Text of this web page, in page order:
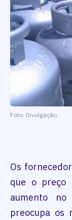
Foto: Divulgação
Os
que o preço
aumento
preocupa os